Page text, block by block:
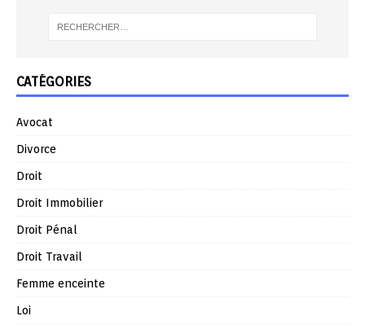
CATÉGORIES
Avocat
Divorce
Droit
Droit Immobilier
Droit Pénal
Droit Travail
Femme enceinte
Loi